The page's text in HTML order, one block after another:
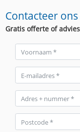
Contacteer
Gratis offerte of